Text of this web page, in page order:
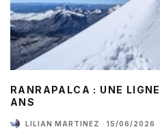
RANRAPALCA : UNE
ANS
LILIAN MARTINEZ · 15/06/2026